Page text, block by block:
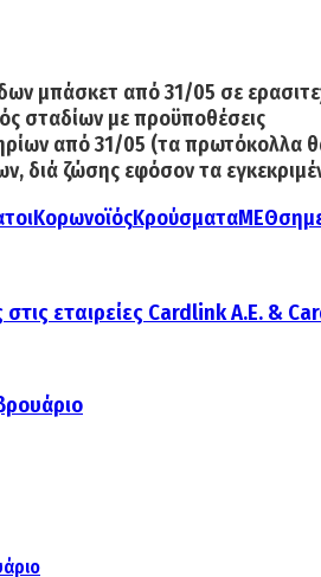
μπάσκετ από 31/05 σε
σταδίων με προϋποθέσεις
από 31/05 (τα πρωτόκολλα
διά ζώσης εφόσον τα
ΚορωνοϊόςΚρούσματαΜΕΘ
εταιρείες Cardlink A.E. &